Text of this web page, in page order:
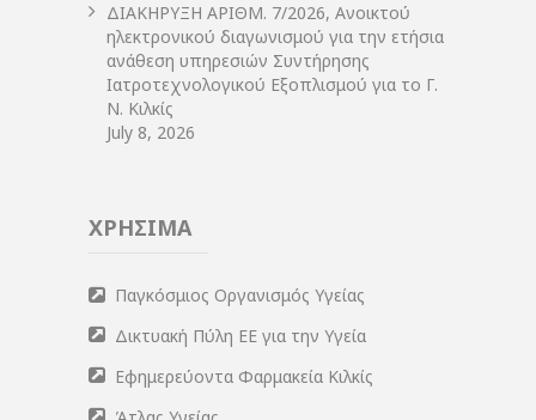
ΔIΑΚΗΡΥΞΗ ΑΡIΘΜ. 7/2026, Ανοικτού
ηλεκτρονικού διαγωνισμού για την ετήσια
ανάθεση υπηρεσιών Συντήρησης
Ιατροτεχνολογικού Εξοπλισμού για το Γ.
Ν. Κιλκίς
July 8, 2026
ΧΡΗΣΙΜΑ
Παγκόσμιος Οργανισμός Υγείας
Δικτυακή Πύλη ΕΕ για την Υγεία
Εφημερεύοντα Φαρμακεία Κιλκίς